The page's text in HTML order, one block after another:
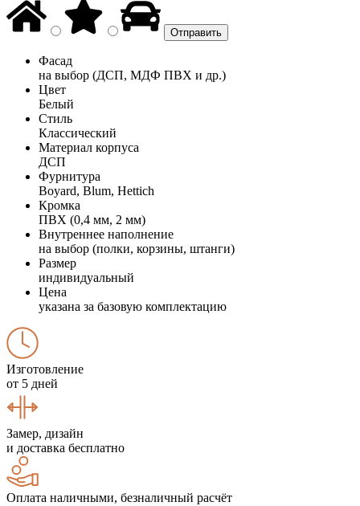
Фасад
на выбор (ДСП, МДФ ПВХ и др.)
Цвет
Белый
Стиль
Классический
Материал корпуса
ДСП
Фурнитура
Boyard, Blum, Hettich
Кромка
ПВХ (0,4 мм, 2 мм)
Внутреннее наполнение
на выбор (полки, корзины, штанги)
Размер
индивидуальный
Цена
указана за базовую комплектацию
Изготовление
от 5 дней
Замер, дизайн
и доставка бесплатно
Оплата наличными, безналичный расчёт